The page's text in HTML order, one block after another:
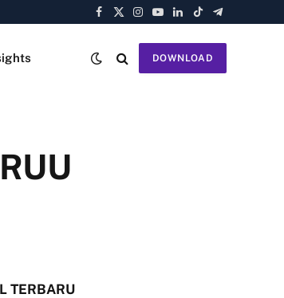
Facebook
X
Instagram
YouTube
LinkedIn
TikTokTelegram
DOWNLOAD
TERBARU